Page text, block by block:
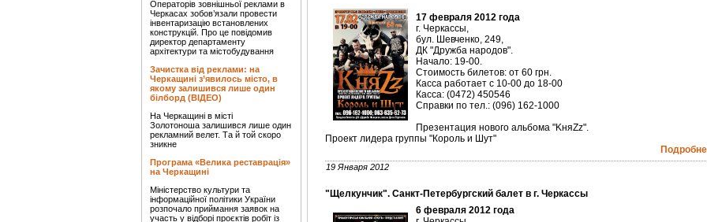
Операторів зовнішньої реклами в
Черкасах зобов’язали провести
інвентаризацію встановлених
конструкцій. Про це повідомив
директор департаменту
архітектури та містобудування
Зачистка від реклами: на
Черкащині з’явилось місто, в
якому залишився лише один
білборд (ВІДЕО)
На Черкащині в місті
Золотоноша залишився лише один
рекламний велет. Та й той скоро
зникне
Програма «Велика реставрація»
на Черкащині
Міністерство культури та
інформаційної політики України
розпочало приймання заявок на
участь у відборі проєктів робіт із
17 февраля 2012 года
г. Черкассы,
бул. Шевченко, 249,
ДК "Дружба народов".
Начало: 19-00.
Стоимость билетов: от 60 грн.
Касса работает с 10-00 до 18-00
Касса: (0472) 450546
Справки по тел.: (096) 162-1000
Презентация нового альбома "KняZz".
Проект лидера группы "Король и Шут"
19 Января 2012
"Щелкунчик". Санкт-Петербургский балет в г. Черкассы
6 февраля 2012 года